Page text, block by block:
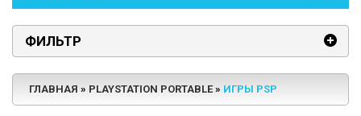
ФИЛЬТР
ГЛАВНАЯ PLAYSTATION PORTABLE ИГРЫ PSP